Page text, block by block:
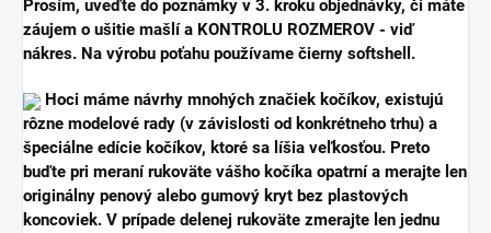
Prosím, uveďte do poznámky v 3. kroku objednávky, či máte
záujem o ušitie mašlí a KONTROLU ROZMEROV - viď
nákres. Na výrobu poťahu používame čierny softshell.
Hoci máme návrhy mnohých značiek kočíkov, existujú
rôzne modelové rady (v závislosti od konkrétneho trhu) a
špeciálne edície kočíkov, ktoré sa líšia veľkosťou. Preto
buďte pri meraní rukoväte vášho kočíka opatrní a merajte len
originálny penový alebo gumový kryt bez plastových
koncoviek. V prípade delenej rukoväte zmerajte len jednu